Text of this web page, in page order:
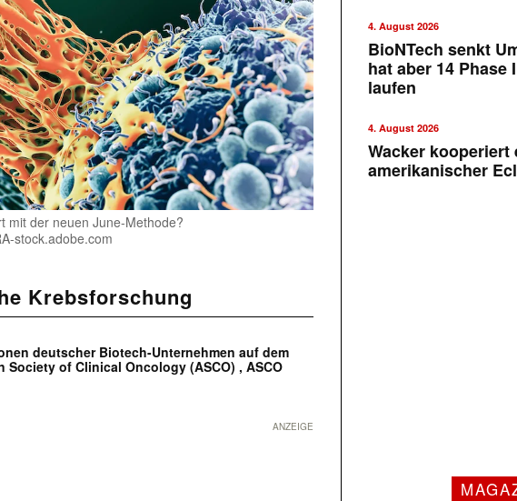
mit der neuen June-Methode?
stock.adobe.com
Krebsforschung
deutscher Biotech-Unternehmen auf dem
of Clinical Oncology (ASCO) , ASCO
ANZEIGE
4. August 2026
BioNTech senkt
hat aber 14 Phase
laufen
4. August 2026
Wacker kooperiert
amerikanischer